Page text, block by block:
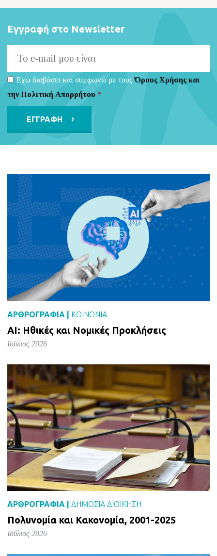
Εγγραφή στο Newsletter
Έχω διαβάσει και συμφωνώ με τουςΌρους Χρήσης και
την Πολιτική Απορρήτου *
ΑΡΘΡΟΓΡΑΦΙΑ | ΚΟΙΝΩΝΙΑ
AI: Ηθικές και Νομικές Προκλήσεις
Ιούλιος 2026
ΑΡΘΡΟΓΡΑΦΙΑ | ΔΗΜΌΣΙΑ ΔΙΟΊΚΗΣΗ
Πολυνομία και Κακονομία, 2001-2025
Ιούλιος 2026